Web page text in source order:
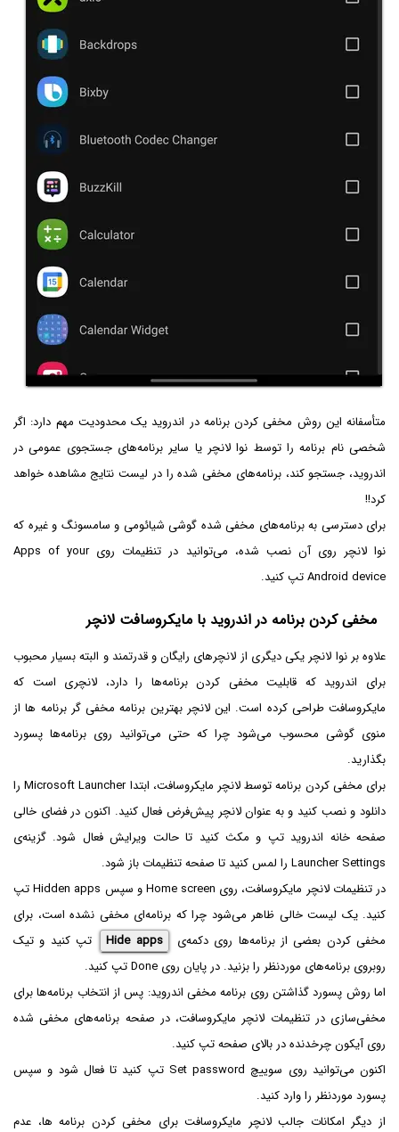
متأسفانه این روش مخفی کردن برنامه در اندروید یک محدودیت مهم دارد: اگر
شخصی نام برنامه را توسط نوا لانچر یا سایر برنامه‌های جستجوی عمومی در
اندروید، جستجو کند، برنامه‌های مخفی شده را در لیست نتایج مشاهده خواهد
کرد!!
برای دسترسی به برنامه‌های مخفی شده گوشی شیائومی و سامسونگ و غیره که
نوا لانچر روی آن نصب شده، می‌توانید در تنظیمات روی Apps of your
Android device تپ کنید.
مخفی کردن برنامه در اندروید با مایکروسافت لانچر
علاوه بر نوا لانچر یکی دیگری از لانچرهای رایگان و قدرتمند و البته بسیار محبوب
برای اندروید که قابلیت مخفی کردن برنامه‌ها را دارد، لانچری است که
مایکروسافت طراحی کرده است. این لانچر بهترین برنامه مخفی گر برنامه ها از
منوی گوشی محسوب می‌شود چرا که حتی می‌توانید روی برنامه‌ها پسورد
بگذارید.
برای مخفی کردن برنامه توسط لانچر مایکروسافت، ابتدا Microsoft Launcher را
دانلود و نصب کنید و به عنوان لانچر پیش‌فرض فعال کنید. اکنون در فضای خالی
صفحه خانه اندروید تپ و مکث کنید تا حالت ویرایش فعال شود. گزینه‌ی
Launcher Settings را لمس کنید تا صفحه تنظیمات باز شود.
در تنظیمات لانچر مایکروسافت، روی Home screen و سپس Hidden apps تپ
کنید. یک لیست خالی ظاهر می‌شود چرا که برنامه‌ای مخفی نشده است، برای
مخفی کردن بعضی از برنامه‌ها روی دکمه‌ی
Hide apps
تپ کنید و تیک
روبروی برنامه‌های موردنظر را بزنید. در پایان روی Done تپ کنید.
اما روش پسورد گذاشتن روی برنامه مخفی اندروید: پس از انتخاب برنامه‌ها برای
مخفی‌سازی در تنظیمات لانچر مایکروسافت، در صفحه برنامه‌های مخفی شده
روی آیکون چرخدنده در بالای صفحه تپ کنید.
اکنون می‌توانید روی سوییچ Set password تپ کنید تا فعال شود و سپس
پسورد موردنظر را وارد کنید.
از دیگر امکانات جالب لانچر مایکروسافت برای مخفی کردن برنامه ها، عدم